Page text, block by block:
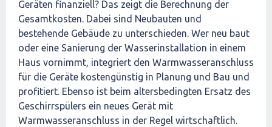
Geräten finanziell? Das zeigt die Berechnung der
Gesamtkosten. Dabei sind Neubauten und
bestehende Gebäude zu unterschieden. Wer neu baut
oder eine Sanierung der Wasserinstallation in einem
Haus vornimmt, integriert den Warmwasseranschluss
für die Geräte kostengünstig in Planung und Bau und
profitiert. Ebenso ist beim altersbedingten Ersatz des
Geschirrspülers ein neues Gerät mit
Warmwasseranschluss in der Regel wirtschaftlich.